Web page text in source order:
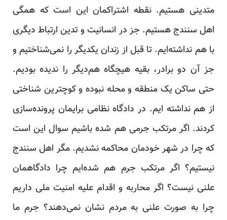
متدینی هستیم. نقطه اشتراکمان این است که همگی
اهل سنندج هستیم. جز در انسانیت و تدین ارتباط دیگری
با هم نداشته‌ایم. تا قبل از زندان یکدیگر را نمی‌شناختیم و
جز آن دو برادر، بقیه هیچگاه هم‌دیگر را ندیده بودیم.
حتی ساکن یک منطقه و محله نبوده و کوچترین شناختی
از هم نداشته ایم. در دادگاه نظامی برایمان پرونده‌سازی
کردند. اگر مرتکب جرمی هم شده باشیم سوال این است
که چرا در شهر خودمان محاکمه نشدیم. مگر اهل سنندج
نیستیم؟ اگر مرتکب جرم هم شده‌ایم چرا دادگاهمان
علنی نیست؟ اگر محاربه و اقدام علیه امنیت ملی داریم
چرا به صورت علنی به مردم نشان نمی‌دهند؟ جرم ما